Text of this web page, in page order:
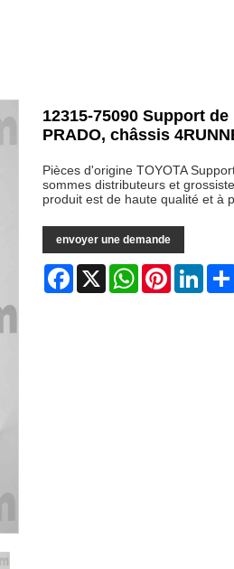
12315-75090 Support
PRADO, châssis
Pièces d'origine TOYOTA
sommes distributeurs et
produit est de haute qualité et à
envoyer une demande
Facebook
X WhatsAppPinterest